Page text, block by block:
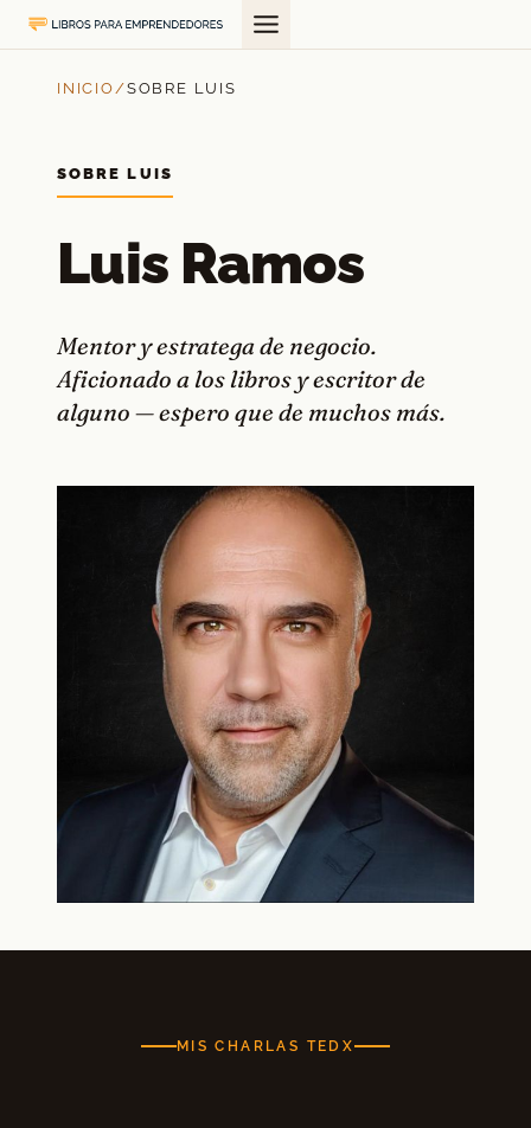
Saltar
al
INICIO/SOBRE LUIS
SOBRE LUIS
Luis Ramos
Mentor y estratega de negocio.
Aficionado a los libros y escritor de
alguno — espero que de muchos más.
MIS CHARLAS TEDX